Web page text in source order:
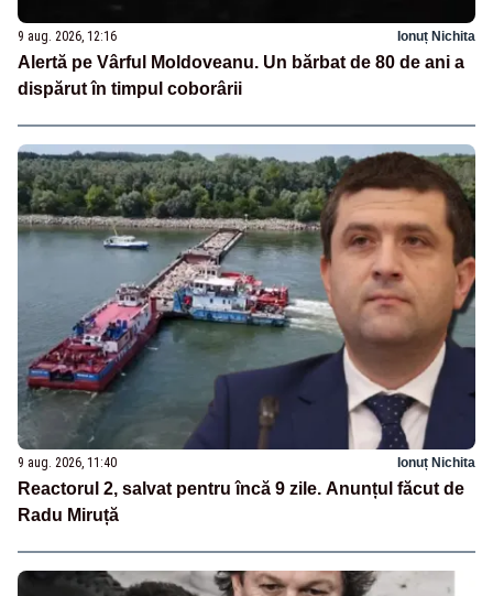
9 aug. 2026, 12:16 Ionuț Nichita
Alertă pe Vârful Moldoveanu. Un bărbat de 80 de ani a
dispărut în timpul coborârii
9 aug. 2026, 11:40 Ionuț Nichita
Reactorul 2, salvat pentru încă 9 zile. Anunțul făcut de
Radu Miruță